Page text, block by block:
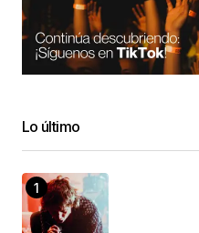
Lo último